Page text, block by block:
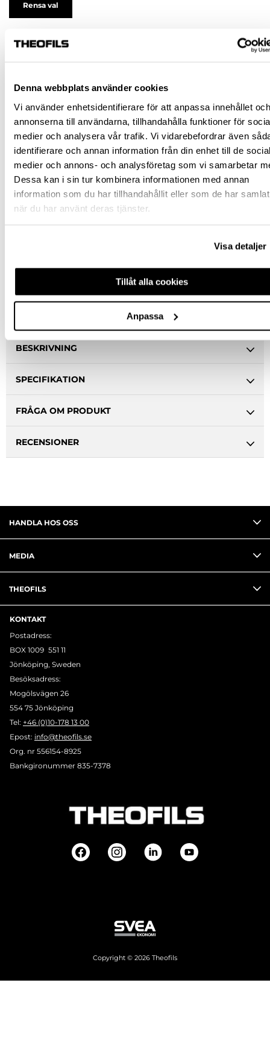
Denna webbplats använder cookies
Vi använder enhetsidentifierare för att anpassa innehållet och
annonserna till användarna, tillhandahålla funktioner för
medier och analysera vår trafik. Vi vidarebefordrar även
identifierare och annan information från din enhet till de
medier och annons- och analysföretag som vi samarbetar
Dessa kan i sin tur kombinera informationen med annan
information som du har tillhandahållit eller som de har
när du har använt deras tjänster.
Visa detaljer
Tillåt alla cookies
Anpassa
Rensa val
81,50 kr
Pris / 1 st: 81,50 kr
st
KÖP
Jönköping huvudlager Finns i lager online
Jönköping butik Slut i lager
Ledande leverantör i Sverige
BESKRIVNING
SPECIFIKATION
FRÅGA OM PRODUKT
RECENSIONER
HANDLA HOS OSS
MEDIA
THEOFILS
KONTAKT
Postadress:
BOX 1009 551 11
Jönköping, Sweden
Besöksadress:
Mogölsvägen 26
554 75 Jönköping
Tel: +46 (0)10-178 13 00
Epost: info@theofils.se
Org. nr 556154-8925
Bankgironummer 835-7378
Copyright © 2026 Theofils